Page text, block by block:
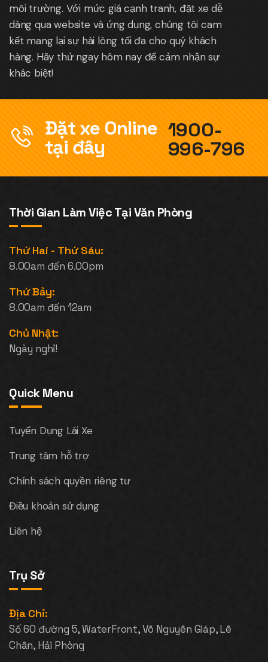
môi trường. Với mức giá cạnh tranh, đặt xe dễ
dàng qua website và ứng dụng, chúng tôi cam
kết mang lại sự hài lòng tối đa cho quý khách
hàng. Hãy thử ngay hôm nay để cảm nhận sự
khác biệt!
Đặt xe Online
tại đây
1900-
996-796
Thời Gian Làm Việc Tại Văn Phòng
Thứ Hai - Thứ Sáu:
8.00am đến 6.00pm
Thứ Bảy:
8.00am đến 12am
Chủ Nhật:
Ngày nghỉ!
Quick Menu
Tuyển Dụng Lái Xe
Trung tâm hỗ trợ
Chính sách quyền riêng tư
Điều khoản sử dụng
Liên hệ
Trụ Sở
Địa Chỉ:
Số 60 đường 5, WaterFront, Võ Nguyên Giáp, Lê
Chân, Hải Phòng